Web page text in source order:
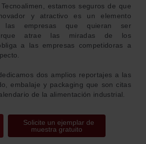
estamos seguros de que
y atractivo es un elemento
las empresas que quieran ser
atrae las miradas de los
a las empresas competidoras a
dos amplios reportajes a las
embalaje y packaging que son citas
de la alimentación industrial.
Solicite un ejemplar de
muestra gratuito